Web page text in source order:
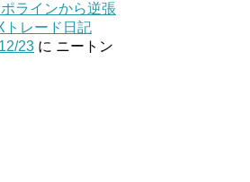
ラインから逆張
トレード日記
23 に ニートン